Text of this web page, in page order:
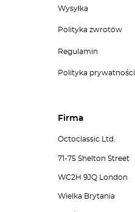
Wysyłka
Polityka zwrotów
Regulamin
Polityka prywatności
Firma
Octoclassic Ltd.
71-75 Shelton Street
WC2H 9JQ London
Wielka Brytania